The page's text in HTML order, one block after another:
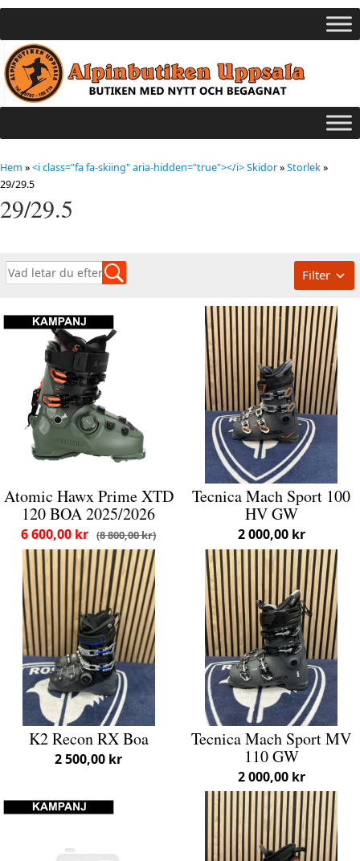
Hem »<i class="fa fa-skiing" aria-hidden="true"></i> Skidor»Storlek»
29/29.5
29/29.5
Filter
Atomic Hawx Prime XTD
120 BOA 2025/2026
8 800,00 kr
6 600,00 kr
Tecnica Mach Sport 100
HV GW
2 000,00 kr
K2 Recon RX Boa
2 500,00 kr
Tecnica Mach Sport MV
110 GW
2 000,00 kr